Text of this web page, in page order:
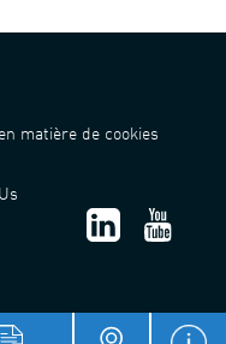
matière de cookies
12011302141517 号